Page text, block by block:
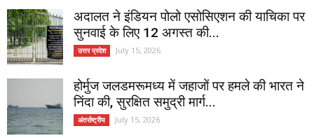
अदालत ने इंडियन पोलो एसोसिएशन की याचिका पर
सुनवाई के लिए 12 अगस्त की...
उत्तर प्रदेश July 15, 2026
होर्मुज जलडमरूमध्य में जहाजों पर हमले की भारत ने
निंदा की, सुरक्षित समुद्री मार्ग...
अंतर्राष्ट्रीय July 15, 2026